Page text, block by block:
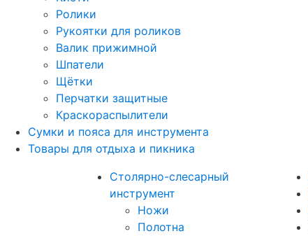
Ролики
Рукоятки для роликов
Валик прижимной
Шпатели
Щётки
Перчатки защитные
Краскораспылители
Сумки и пояса для инструмента
Товары для отдыха и пикника
Столярно-слесарный
инструмент
Ножи
Полотна